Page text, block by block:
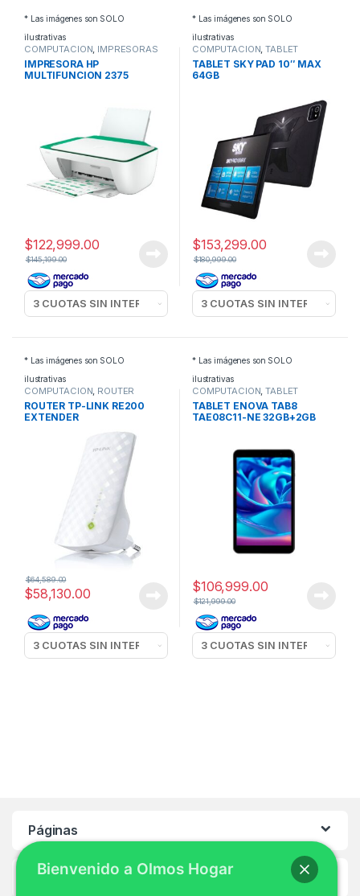
* Las imágenes son SOLO
ilustrativas
COMPUTACION, IMPRESORAS
IMPRESORA HP
MULTIFUNCION 2375
$122,999.00
$145,199.00
* Las imágenes son SOLO
ilustrativas
COMPUTACION,TABLET
TABLET SKY PAD 10″ MAX
64GB
$153,299.00
$180,999.00
* Las imágenes son SOLO
ilustrativas
COMPUTACION, ROUTER
ROUTER TP-LINK RE200
EXTENDER
$58,130.00
$64,589.00
* Las imágenes son SOLO
ilustrativas
COMPUTACION,TABLET
TABLET ENOVA TAB8
TAE08C11-NE 32GB+2GB
$106,999.00
$121,999.00
Páginas
Ayuda
Bienvenido a Olmos Hogar